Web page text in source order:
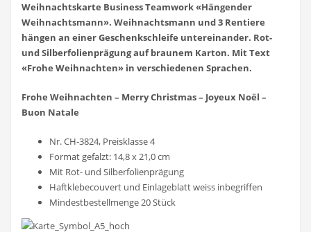
Weihnachtskarte Business Teamwork «Hängender
Weihnachtsmann». Weihnachtsmann und 3 Rentiere
hängen an einer Geschenkschleife untereinander. Rot-
und Silberfolienprägung auf braunem Karton. Mit Text
«Frohe Weihnachten» in verschiedenen Sprachen.
Frohe Weihnachten – Merry Christmas – Joyeux Noël –
Buon Natale
Nr. CH-3824, Preisklasse 4
Format gefalzt: 14,8 x 21,0 cm
Mit Rot- und Silberfolienprägung
Haftklebecouvert und Einlageblatt weiss inbegriffen
Mindestbestellmenge 20 Stück